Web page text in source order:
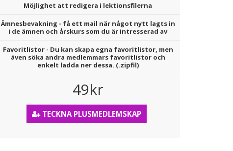
Möjlighet att redigera i lektionsfilerna
Ämnesbevakning - få ett mail när något nytt lagts in
i de ämnen och årskurs som du är intresserad av
Favoritlistor - Du kan skapa egna favoritlistor, men
även söka andra medlemmars favoritlistor och
enkelt ladda ner dessa. (.zipfil)
49kr
TECKNA PLUSMEDLEMSKAP